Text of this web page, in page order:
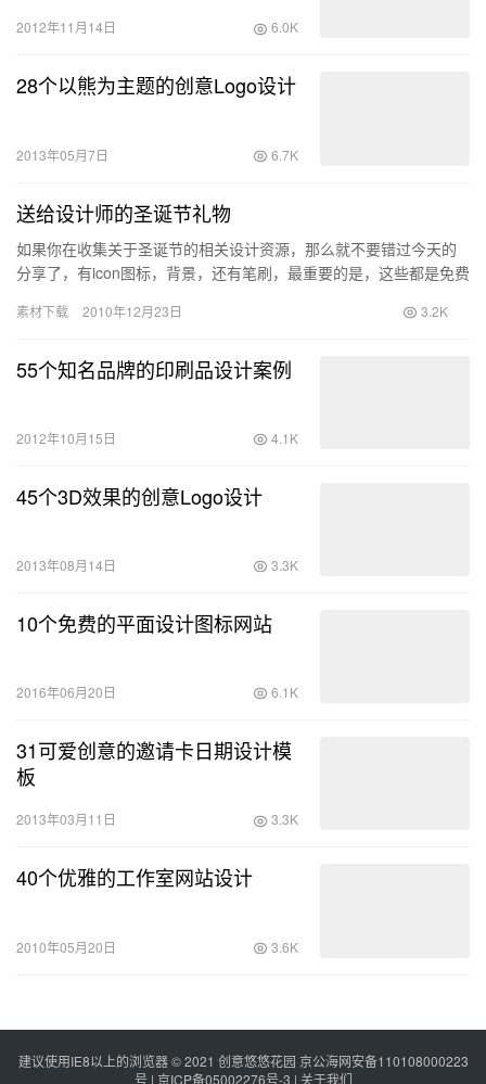
2012年11月14日 6.0K
28个以熊为主题的创意Logo设计
2013年05月7日 6.7K
送给设计师的圣诞节礼物
如果你在收集关于圣诞节的相关设计资源，那么就不要错过今天的
分享了，有icon图标，背景，还有笔刷，最重要的是，这些都是免费
素材下载 2010年12月23日 3.2K
55个知名品牌的印刷品设计案例
2012年10月15日 4.1K
45个3D效果的创意Logo设计
2013年08月14日 3.3K
10个免费的平面设计图标网站
2016年06月20日 6.1K
31可爱创意的邀请卡日期设计模
板
2013年03月11日 3.3K
40个优雅的工作室网站设计
2010年05月20日 3.6K
建议使用IE8以上的浏览器 © 2021 创意悠悠花园 京公海网安备110108000223
号 | 京ICP备05002276号-3 | 关于我们